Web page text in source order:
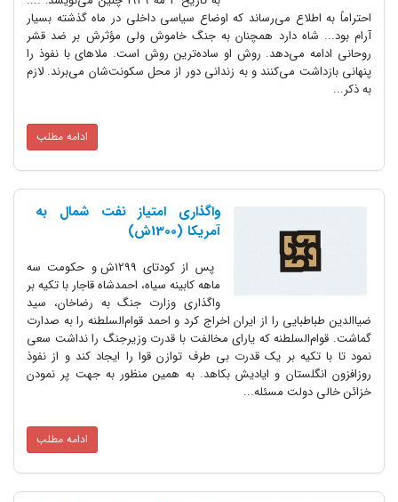
احتراماً به اطلاع می‌رساند که اوضاع سیاسی داخلی در ماه گذشته بسیار
آرام بود... شاه دارد همچنان به جنگ خاموش ولی مؤثرش بر ضد قشر
روحانی ادامه می‌دهد. روش او ساده‌ترین روش است. ملاهای با نفوذ را
پنهانی بازداشت می‌کنند و به زندانی دور از محل سکونت‌شان می‌برند. لازم
به ذکر...
ادامه مطلب
واگذاری امتیاز نفت شمال به
آمریکا (1300ش)
پس از کودتای 1299ش و حکومت سه
ماهه کابینه سیاه، احمدشاه قاجار با تکیه بر
واگذاری وزارت جنگ به رضاخان، سید
ضیاالدین طباطبایی را از ایران اخراج کرد و احمد قوام‌السلطنه را به صدارت
گماشت. قوام‌السلطنه که یارای مخالفت با قدرت وزیرجنگ را نداشت سعی
نمود تا با تکیه بر یک قدرت بی طرف توازن قوا را ایجاد کند و از نفوذ
روزافزون انگلستان و ایادیش بکاهد. به همین منظور به جهت پر نمودن
خزائن خالی دولت مسئله...
ادامه مطلب